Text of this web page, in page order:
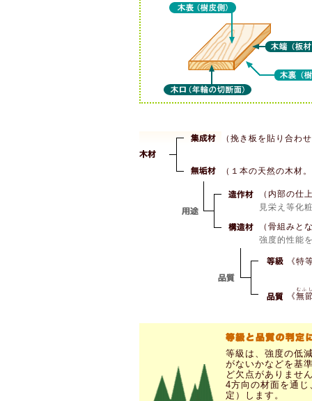
（挽き板を貼り合わ
（１本の天然の木材
（内部の仕
見栄え等化
（骨組みと
強度的性能
《特
《無
むふ
等級は、強度の低
がないかなどを基
ど欠点がありませ
4方向の材面を通
定）します。